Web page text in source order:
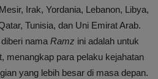
Irak, Yordania, Lebanon, Libya,
Tunisia, dan Uni Emirat Arab.
nama Ramz ini adalah untuk
menangkap para pelaku kejahatan
yang lebih besar di masa depan.